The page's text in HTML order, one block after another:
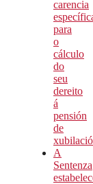
carencia
para
o
cálculo
do
seu
dereito
á
pensión
de
A
Sentenza